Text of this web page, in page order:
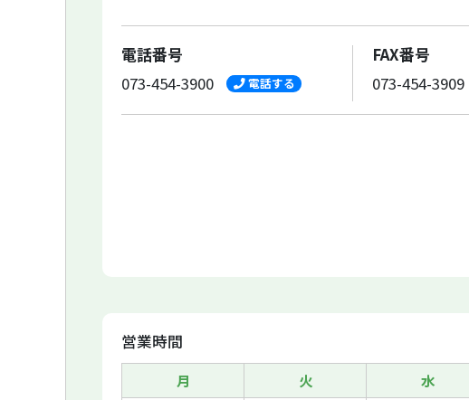
電話番号
073-454-3900
電話する
FAX番号
073-454-3909
営業時間
月 火 水